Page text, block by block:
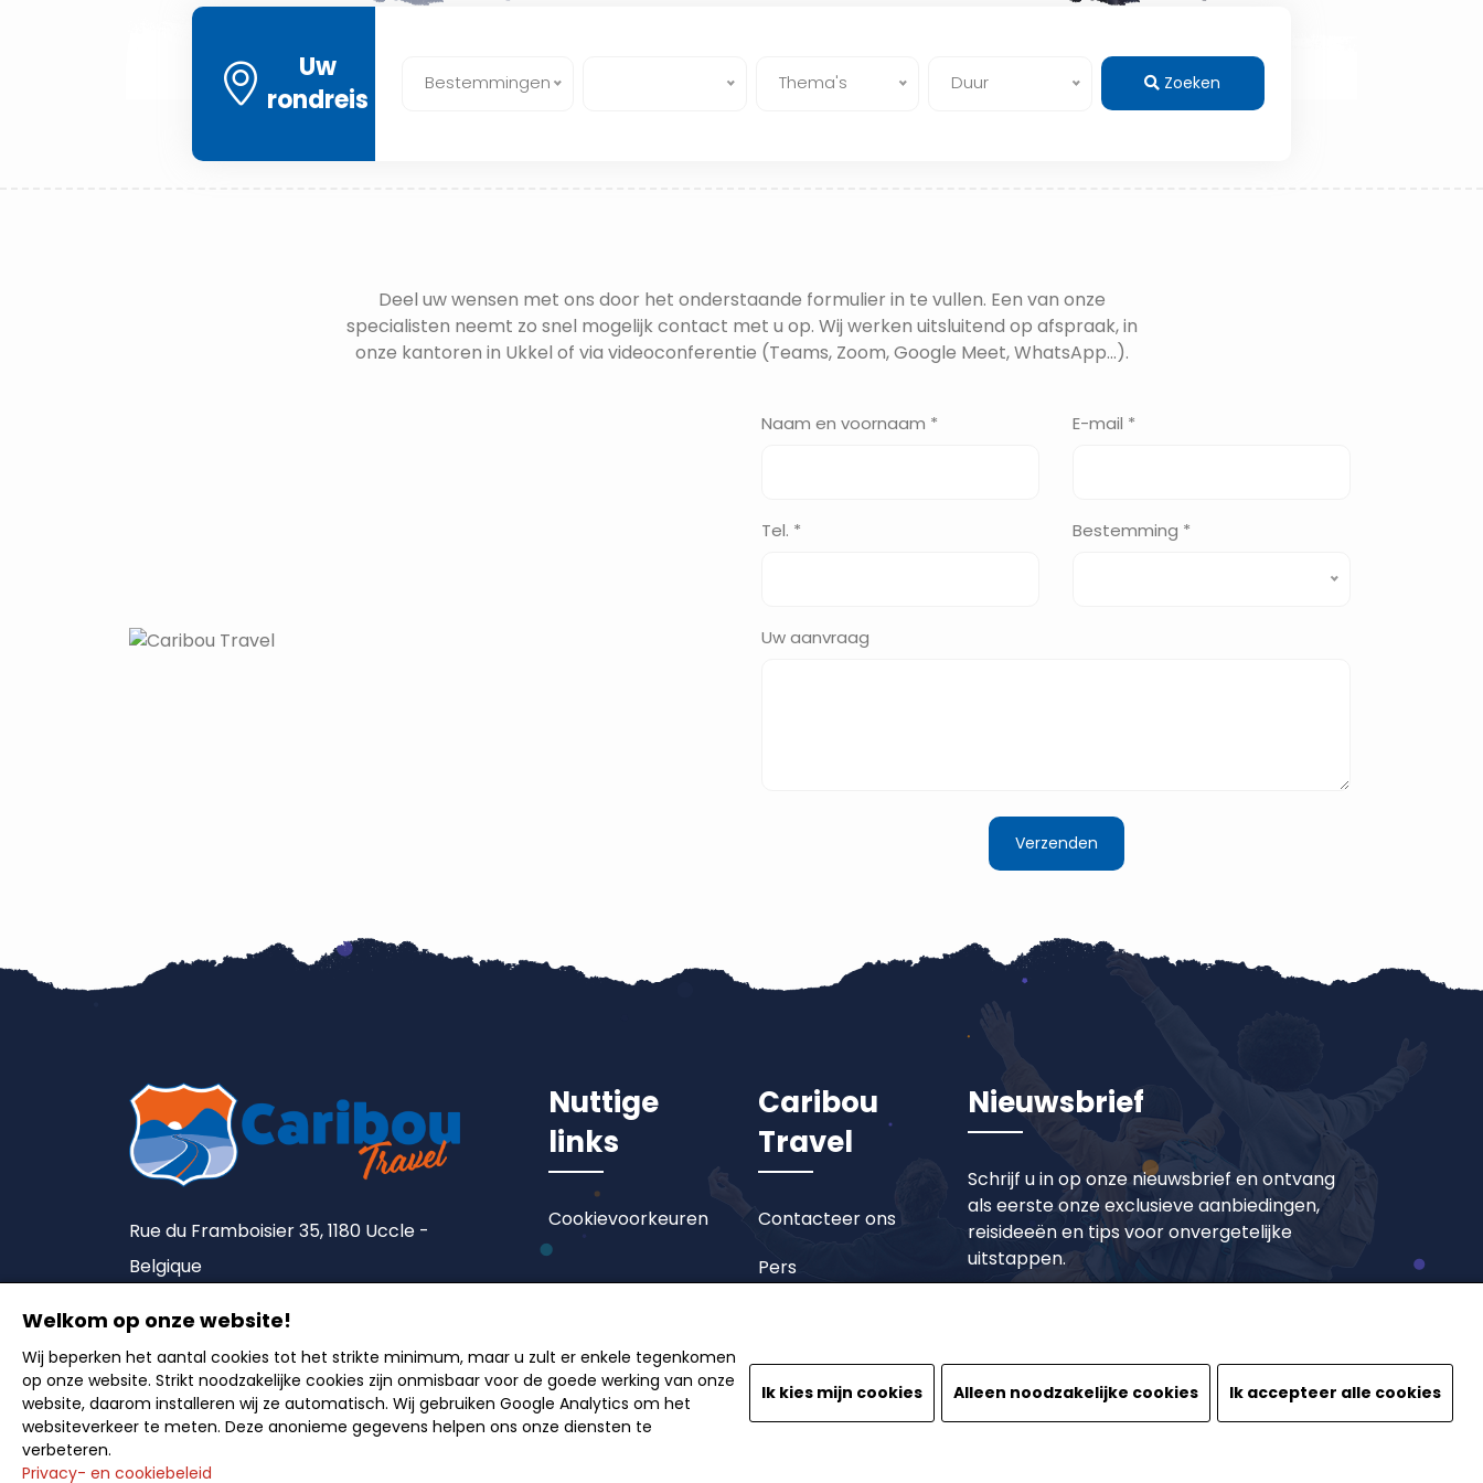
Uw
rondreis
Bestemmingen Thema's Duur Zoeken
Deel uw wensen met ons door het onderstaande formulier in te vullen. Een van onze
specialisten neemt zo snel mogelijk contact met u op. Wij werken uitsluitend op afspraak, in
onze kantoren in Ukkel of via videoconferentie (Teams, Zoom, Google Meet, WhatsApp...).
Naam en voornaam * E-mail *
Tel. * Bestemming *
Uw aanvraag
Rue du Framboisier 35, 1180 Uccle -
Belgique
Lic. A5492
Nuttige
links
Cookievoorkeuren
Caribou
Travel
Contacteer ons
Pers
Nieuwsbrief
Schrijf u in op onze nieuwsbrief en ontvang
als eerste onze exclusieve aanbiedingen,
reisideeën en tips voor onvergetelijke
uitstappen.
Welkom op onze website!
Wij beperken het aantal cookies tot het strikte minimum, maar u zult er enkele tegenkomen
op onze website. Strikt noodzakelijke cookies zijn onmisbaar voor de goede werking van onze
website, daarom installeren wij ze automatisch. Wij gebruiken Google Analytics om het
websiteverkeer te meten. Deze anonieme gegevens helpen ons onze diensten te
verbeteren.
Privacy- en cookiebeleid
Ik kies mijn cookies Alleen noodzakelijke cookies Ik accepteer alle cookies